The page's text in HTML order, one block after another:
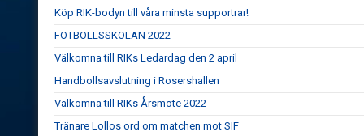
Köp RIK-bodyn till våra minsta supportrar!
FOTBOLLSSKOLAN 2022
Välkomna till RIKs Ledardag den 2 april
Handbollsavslutning i Rosershallen
Välkomna till RIKs Årsmöte 2022
Tränare Lollos ord om matchen mot SIF